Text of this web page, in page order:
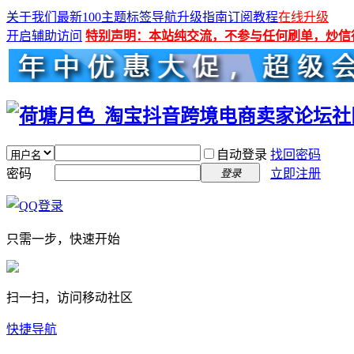
关于我们 最新100主题标签导航升级指南订阅教程在线升级
开启辅助访问 特别声明：本站纯交流，不参与任何刷单，炒信
自动登录 找回密码
密码
登录 立即注册
只需一步，快速开始
扫一扫，访问移动社区
快捷导航